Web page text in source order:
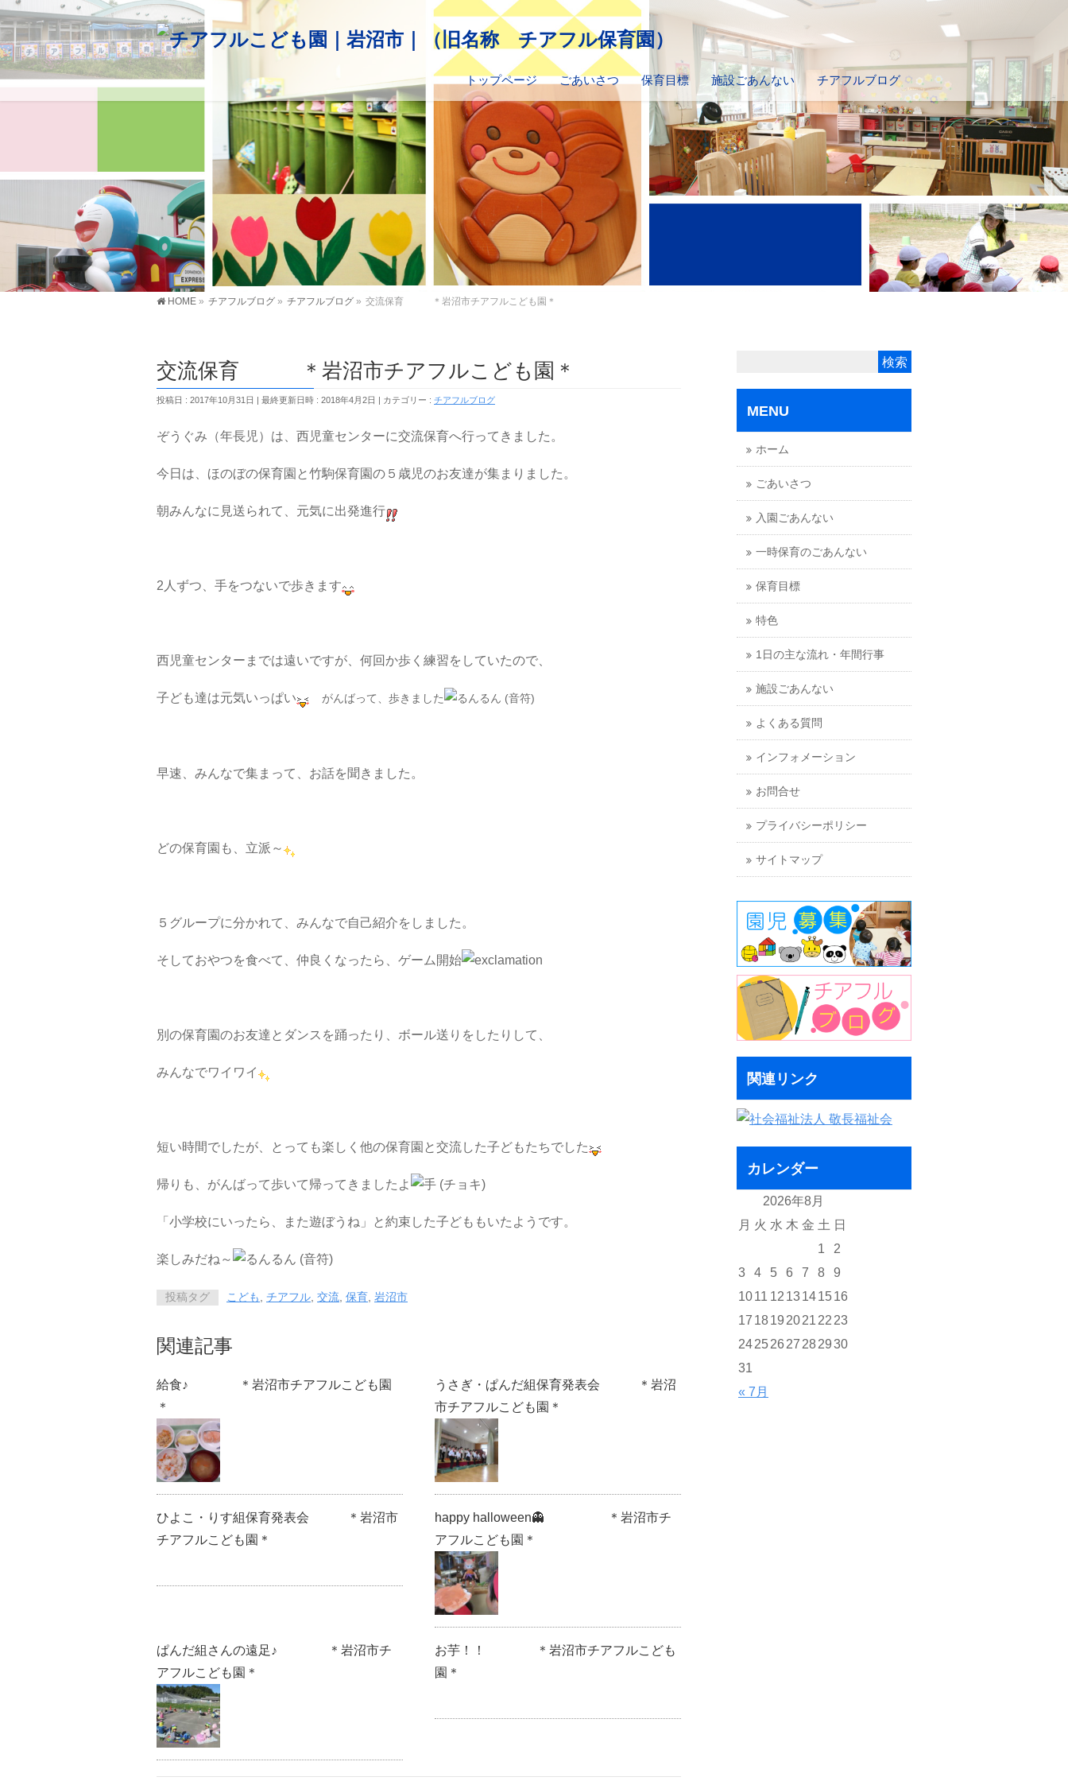
トップページ ごあいさつ 保育目標 施設ごあんない チアフルブログ
HOME » チアフルブログ » チアフルブログ » 交流保育 ＊岩沼市チアフルこども園＊
交流保育 ＊岩沼市チアフルこども園＊
投稿日 : 2017年10月31日 最終更新日時 : 2018年4月2日 カテゴリー : チアフルブログ
ぞうぐみ（年長児）は、西児童センターに交流保育へ行ってきました。
今日は、ほのぼの保育園と竹駒保育園の５歳児のお友達が集まりました。
朝みんなに見送られて、元気に出発進行
2人ずつ、手をつないで歩きます
西児童センターまでは遠いですが、何回か歩く練習をしていたので、
子ども達は元気いっぱい がんばって、歩きました
早速、みんなで集まって、お話を聞きました。
どの保育園も、立派～
５グループに分かれて、みんなで自己紹介をしました。
そしておやつを食べて、仲良くなったら、ゲーム開始
別の保育園のお友達とダンスを踊ったり、ボール送りをしたりして、
みんなでワイワイ
短い時間でしたが、とっても楽しく他の保育園と交流した子どもたちでした
帰りも、がんばって歩いて帰ってきましたよ
「小学校にいったら、また遊ぼうね」と約束した子どももいたようです。
楽しみだね～
投稿タグ こども チアフル 交流 保育 岩沼市
関連記事
給食♪ ＊岩沼市チアフルこども園
＊
うさぎ・ぱんだ組保育発表会 ＊岩沼
市チアフルこども園＊
ひよこ・りす組保育発表会 ＊岩沼市
チアフルこども園＊
happy halloween👻 ＊岩沼市チ
アフルこども園＊
ぱんだ組さんの遠足♪ ＊岩沼市チ
アフルこども園＊
お芋！！ ＊岩沼市チアフルこども
園＊
MENU
ホーム
ごあいさつ
入園ごあんない
一時保育のごあんない
保育目標
特色
1日の主な流れ・年間行事
施設ごあんない
よくある質問
インフォメーション
お問合せ
プライバシーポリシー
サイトマップ
関連リンク
カレンダー
2026年8月
月 火 水 木 金 土 日
« 7月
1
2
3
4 5 6 7 8
9
1011 12 13141516
17 1819 2021 22 23
242526 27 282930
31